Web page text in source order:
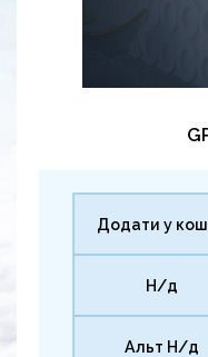
Додати у
Н/д
Альт Н/д